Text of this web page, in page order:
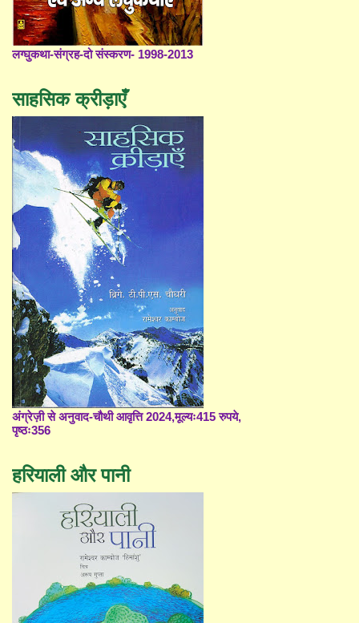
लग्घुकथा-संग्रह-दो संस्करण- 1998-2013
साहसिक क्रीड़ाएँ
अंग्रेज़ी से अनुवाद-चौथी आवृत्ति 2024,मूल्यः415 रुपये,
पृष्ठः356
हरियाली और पानी